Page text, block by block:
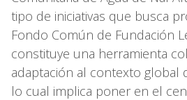
tipo de iniciativas que busca
Fondo Común de Fundación
constituye una herramienta
adaptación al contexto global
lo cual implica poner en el